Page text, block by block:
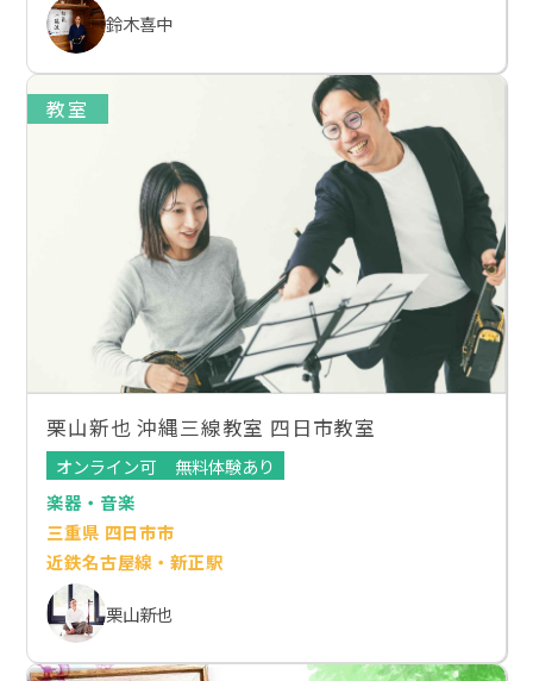
鈴木喜中
教室
栗山新也 沖縄三線教室 四日市教室
オンライン可
無料体験あり
楽器・音楽
三重県 四日市市
近鉄名古屋線・新正駅
栗山新也